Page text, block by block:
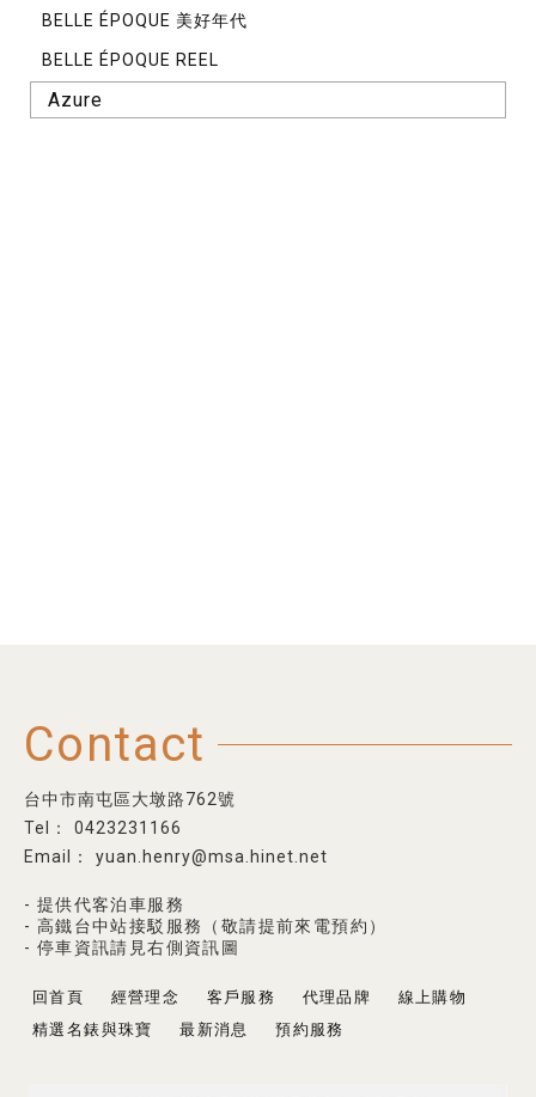
BELLE ÉPOQUE 美好年代
BELLE ÉPOQUE REEL
Azure
Contact
台中市南屯區大墩路762號
0423231166
yuan.henry@msa.hinet.net
- 提供代客泊車服務
- 高鐵台中站接駁服務（敬請提前來電預約）
- 停車資訊請見右側資訊圖
回首頁 經營理念 客戶服務 代理品牌
線上購物
精選名錶與珠寶
最新消息 預約服務